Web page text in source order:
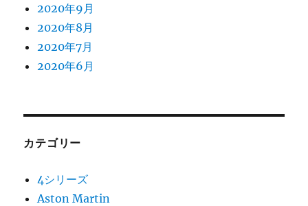
2020年9月
2020年8月
2020年7月
2020年6月
カテゴリー
4シリーズ
Aston Martin